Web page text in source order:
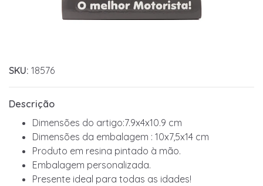
SKU: 18576
Descrição
Dimensões do artigo:7.9x4x10.9 cm
Dimensões da embalagem : 10x7,5x14 cm
Produto em resina pintado à mão.
Embalagem personalizada.
Presente ideal para todas as idades!